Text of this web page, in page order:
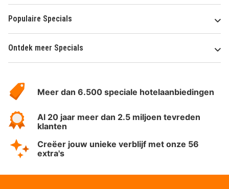
Populaire Specials
Ontdek meer Specials
HotelSpecials
Meer dan 6.500 speciale hotelaanbiedingen
Al 20 jaar meer dan 2.5 miljoen tevreden
klanten
Creëer jouw unieke verblijf met onze 56
extra's